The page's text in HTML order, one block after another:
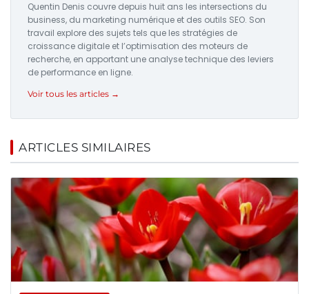
Quentin Denis couvre depuis huit ans les intersections du
business, du marketing numérique et des outils SEO. Son
travail explore des sujets tels que les stratégies de
croissance digitale et l’optimisation des moteurs de
recherche, en apportant une analyse technique des leviers
de performance en ligne.
Voir tous les articles →
ARTICLES SIMILAIRES